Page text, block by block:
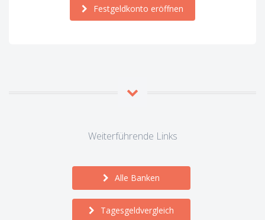
Festgeldkonto eröffnen
Weiterführende Links
Alle Banken
Tagesgeldvergleich